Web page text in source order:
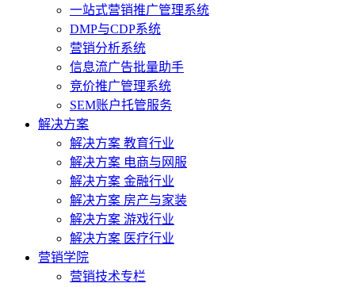
一站式营销推广管理系统
DMP与CDP系统
营销分析系统
信息流广告批量助手
竞价推广管理系统
SEM账户托管服务
解决方案
解决方案 教育行业
解决方案 电商与网服
解决方案 金融行业
解决方案 房产与家装
解决方案 游戏行业
解决方案 医疗行业
营销学院
营销技术专栏